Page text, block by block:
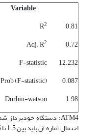
Variable
0.81
R2
0.72
Adj. R2
12.232
F-statistic
0.087
Prob (F-statistic)
1.98
Durbin-watson
احتمال آماره آن باید بین 1.5 تا 2.5 باشد،